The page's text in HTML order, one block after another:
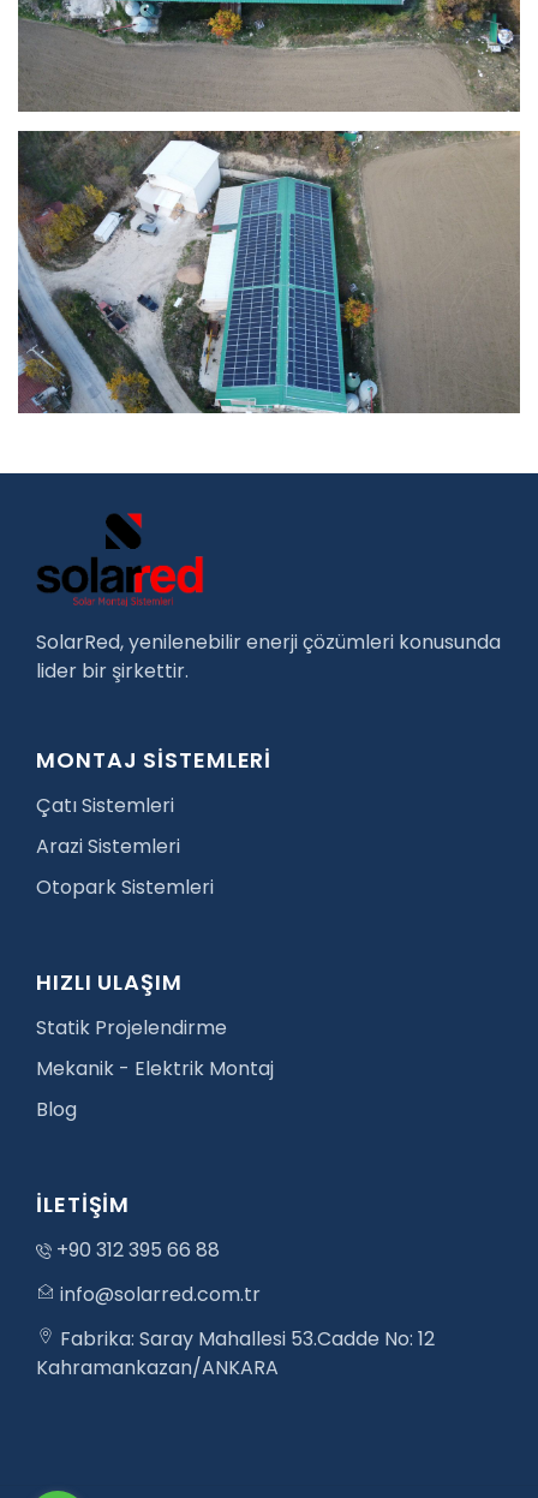
SolarRed, yenilenebilir enerji çözümleri konusunda
lider bir şirkettir.
MONTAJ SİSTEMLERİ
Çatı Sistemleri
Arazi Sistemleri
Otopark Sistemleri
HIZLI ULAŞIM
Statik Projelendirme
Mekanik - Elektrik Montaj
Blog
İLETİŞİM
+90 312 395 66 88
info@solarred.com.tr
Fabrika: Saray Mahallesi 53.Cadde No: 12
Kahramankazan/ANKARA